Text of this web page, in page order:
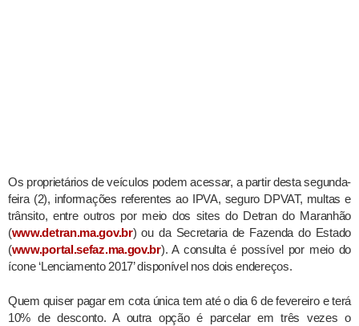
Os proprietários de veículos podem acessar, a partir desta segunda-
feira (2), informações referentes ao IPVA, seguro DPVAT, multas e
trânsito, entre outros por meio dos sites do Detran do Maranhão
(www.detran.ma.gov.br) ou da Secretaria de Fazenda do Estado
(www.portal.sefaz.ma.gov.br). A consulta é possível por meio do
ícone ‘Lenciamento 2017’ disponível nos dois endereços.
Quem quiser pagar em cota única tem até o dia 6 de fevereiro e terá
10% de desconto. A outra opção é parcelar em três vezes o